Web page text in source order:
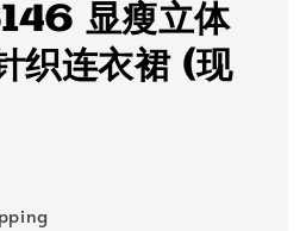
显瘦立体
织连衣裙 (现